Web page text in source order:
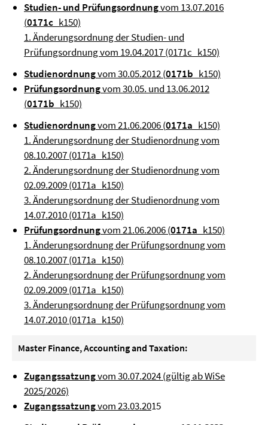
Studien- und Prüfungsordnungvom 13.07.2016
(0171c _k150)
1. Änderungsordnung der Studien- und
Prüfungsordnung vom 19.04.2017 (0171c_k150)
Studienordnungvom 30.05.2012 (0171b _k150)
Prüfungsordnungvom 30.05. und 13.06.2012
(0171b _k150)
Studienordnungvom 21.06.2006 (0171a _k150)
1. Änderungsordnung der Studienordnung vom
08.10.2007 (0171a_k150)
2. Änderungsordnung der Studienordnung vom
02.09.2009 (0171a_k150)
3. Änderungsordnung der Studienordnung vom
14.07.2010 (0171a_k150)
Prüfungsordnungvom 21.06.2006 (0171a _k150)
1. Änderungsordnung der Prüfungsordnung vom
08.10.2007 (0171a_k150)
2. Änderungsordnung der Prüfungsordnung vom
02.09.2009 (0171a_k150)
3. Änderungsordnung der Prüfungsordnung vom
14.07.2010 (0171a_k150)
Master Finance, Accounting and Taxation:
Zugangssatzungvom 30.07.2024 (gültig ab WiSe
2025/2026)
Zugangssatzungvom 23.03.2015